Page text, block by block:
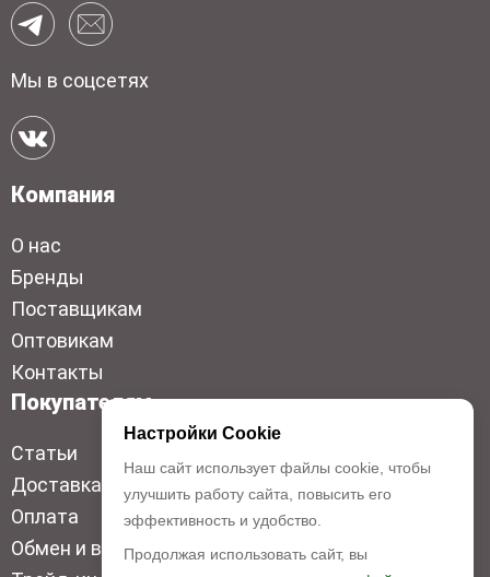
Мы в соцсетях
Компания
О нас
Бренды
Поставщикам
Оптовикам
Контакты
Покупателям
Статьи
Доставка
Оплата
Обмен и возврат
Настройки Cookie
Наш сайт использует файлы cookie, чтобы
улучшить работу сайта, повысить его
эффективность и удобство.
Продолжая использовать сайт, вы